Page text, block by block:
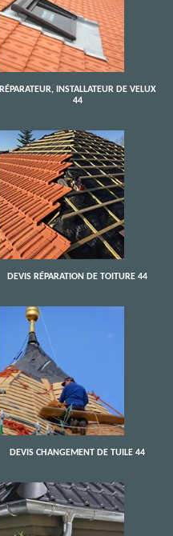
RÉPARATEUR, INSTALLATEUR DE VELUX
44
DEVIS RÉPARATION DE TOITURE 44
DEVIS CHANGEMENT DE TUILE 44